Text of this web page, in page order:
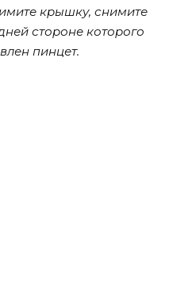
крышку, снимите
стороне которого
пинцет.